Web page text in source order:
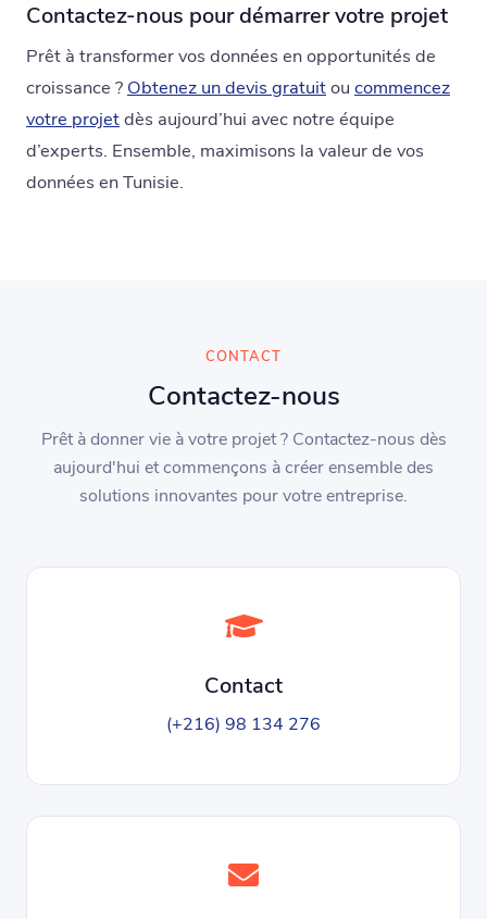
Contactez-nous pour démarrer votre projet
Prêt à transformer vos données en opportunités de
croissance ? Obtenez un devis gratuitou commencez
votre projetdès aujourd’hui avec notre équipe
d’experts. Ensemble, maximisons la valeur de vos
données en Tunisie.
CONTACT
Contactez-nous
Prêt à donner vie à votre projet ? Contactez-nous dès
aujourd'hui et commençons à créer ensemble des
solutions innovantes pour votre entreprise.
Contact
(+216) 98 134 276